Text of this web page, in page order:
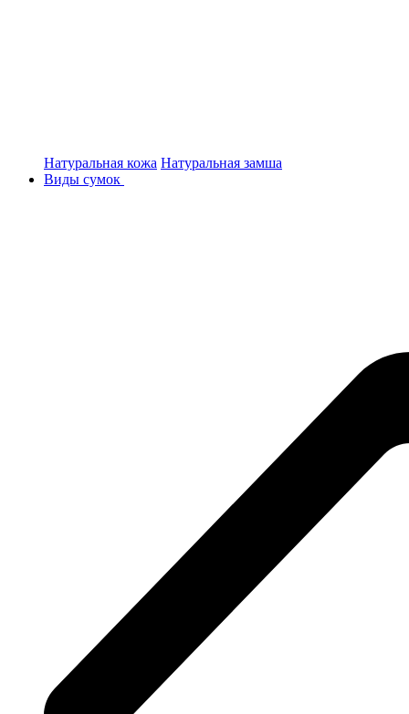
Натуральная кожа Натуральная замша
Виды сумок